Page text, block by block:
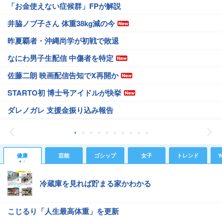
「お金使えない症候群」FPが解説
井脇ノブ子さん 体重38kg減の今
昨夏覇者・沖縄尚学が初戦で敗退
なにわ男子生配信 中傷者を特定
佐藤二朗 映画配信告知でX再開か
STARTO初 博士号アイドルが快挙
ダレノガレ 支援金振り込み報告
健康 芸能 ゴシップ 女子 トレンド
冷蔵庫を見れば貯まる家かわかる
こじるり「人生最高体重」を更新